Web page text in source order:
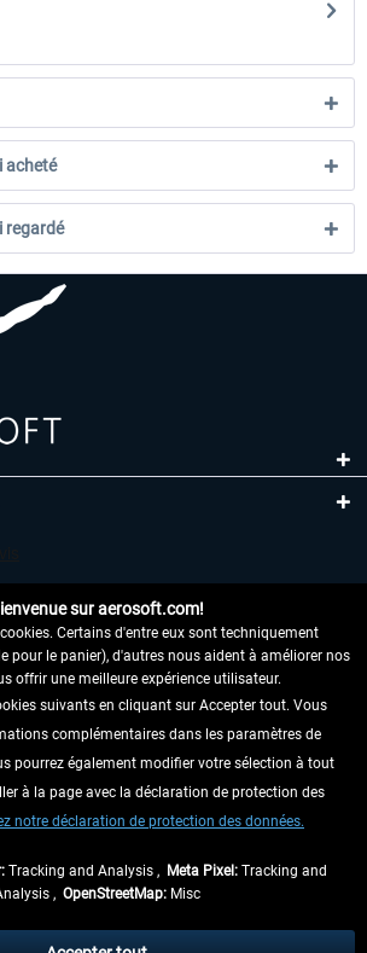
acheté
regardé
ICI
PAS LES DERNIÈRES
si aucune description contraire.
sur aerosoft.com!
Certains d'entre eux sont techniquement
pour le panier), d'autres nous aident à améliorer nos
offrir une meilleure expérience utilisateur.
suivants en cliquant sur Accepter tout. Vous
complémentaires dans les paramètres de
pourrez également modifier votre sélection à tout
à la page avec la déclaration de protection des
notre déclaration de protection des données.
Tracking and Analysis , Meta Pixel: Tracking and
, OpenStreetMap:Misc